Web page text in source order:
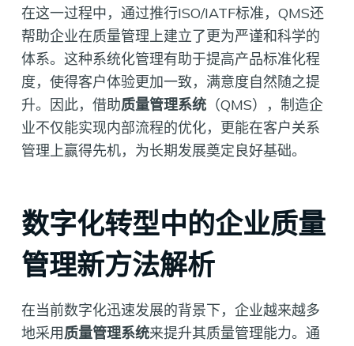
在这一过程中，通过推行ISO/IATF标准，QMS还
帮助企业在质量管理上建立了更为严谨和科学的
体系。这种系统化管理有助于提高产品标准化程
度，使得客户体验更加一致，满意度自然随之提
升。因此，借助质量管理系统（QMS），制造企
业不仅能实现内部流程的优化，更能在客户关系
管理上赢得先机，为长期发展奠定良好基础。
数字化转型中的企业质量
管理新方法解析
在当前数字化迅速发展的背景下，企业越来越多
地采用质量管理系统来提升其质量管理能力。通